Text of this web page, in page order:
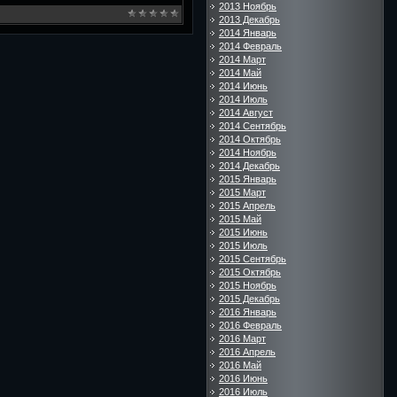
2013 Ноябрь
2013 Декабрь
2014 Январь
2014 Февраль
2014 Март
2014 Май
2014 Июнь
2014 Июль
2014 Август
2014 Сентябрь
2014 Октябрь
2014 Ноябрь
2014 Декабрь
2015 Январь
2015 Март
2015 Апрель
2015 Май
2015 Июнь
2015 Июль
2015 Сентябрь
2015 Октябрь
2015 Ноябрь
2015 Декабрь
2016 Январь
2016 Февраль
2016 Март
2016 Апрель
2016 Май
2016 Июнь
2016 Июль